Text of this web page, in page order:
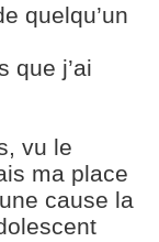
quelqu’un
que j’ai
vu le
ma place
cause la